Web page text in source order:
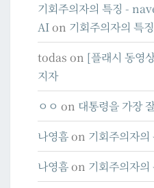
기회주의자의 특징 -
AIon 기회주의자의 특징
todas on [플래시 동영
지자
ㅇㅇ on 대통령을 가장
나영흠on 기회주의자의
나영흠on 기회주의자의